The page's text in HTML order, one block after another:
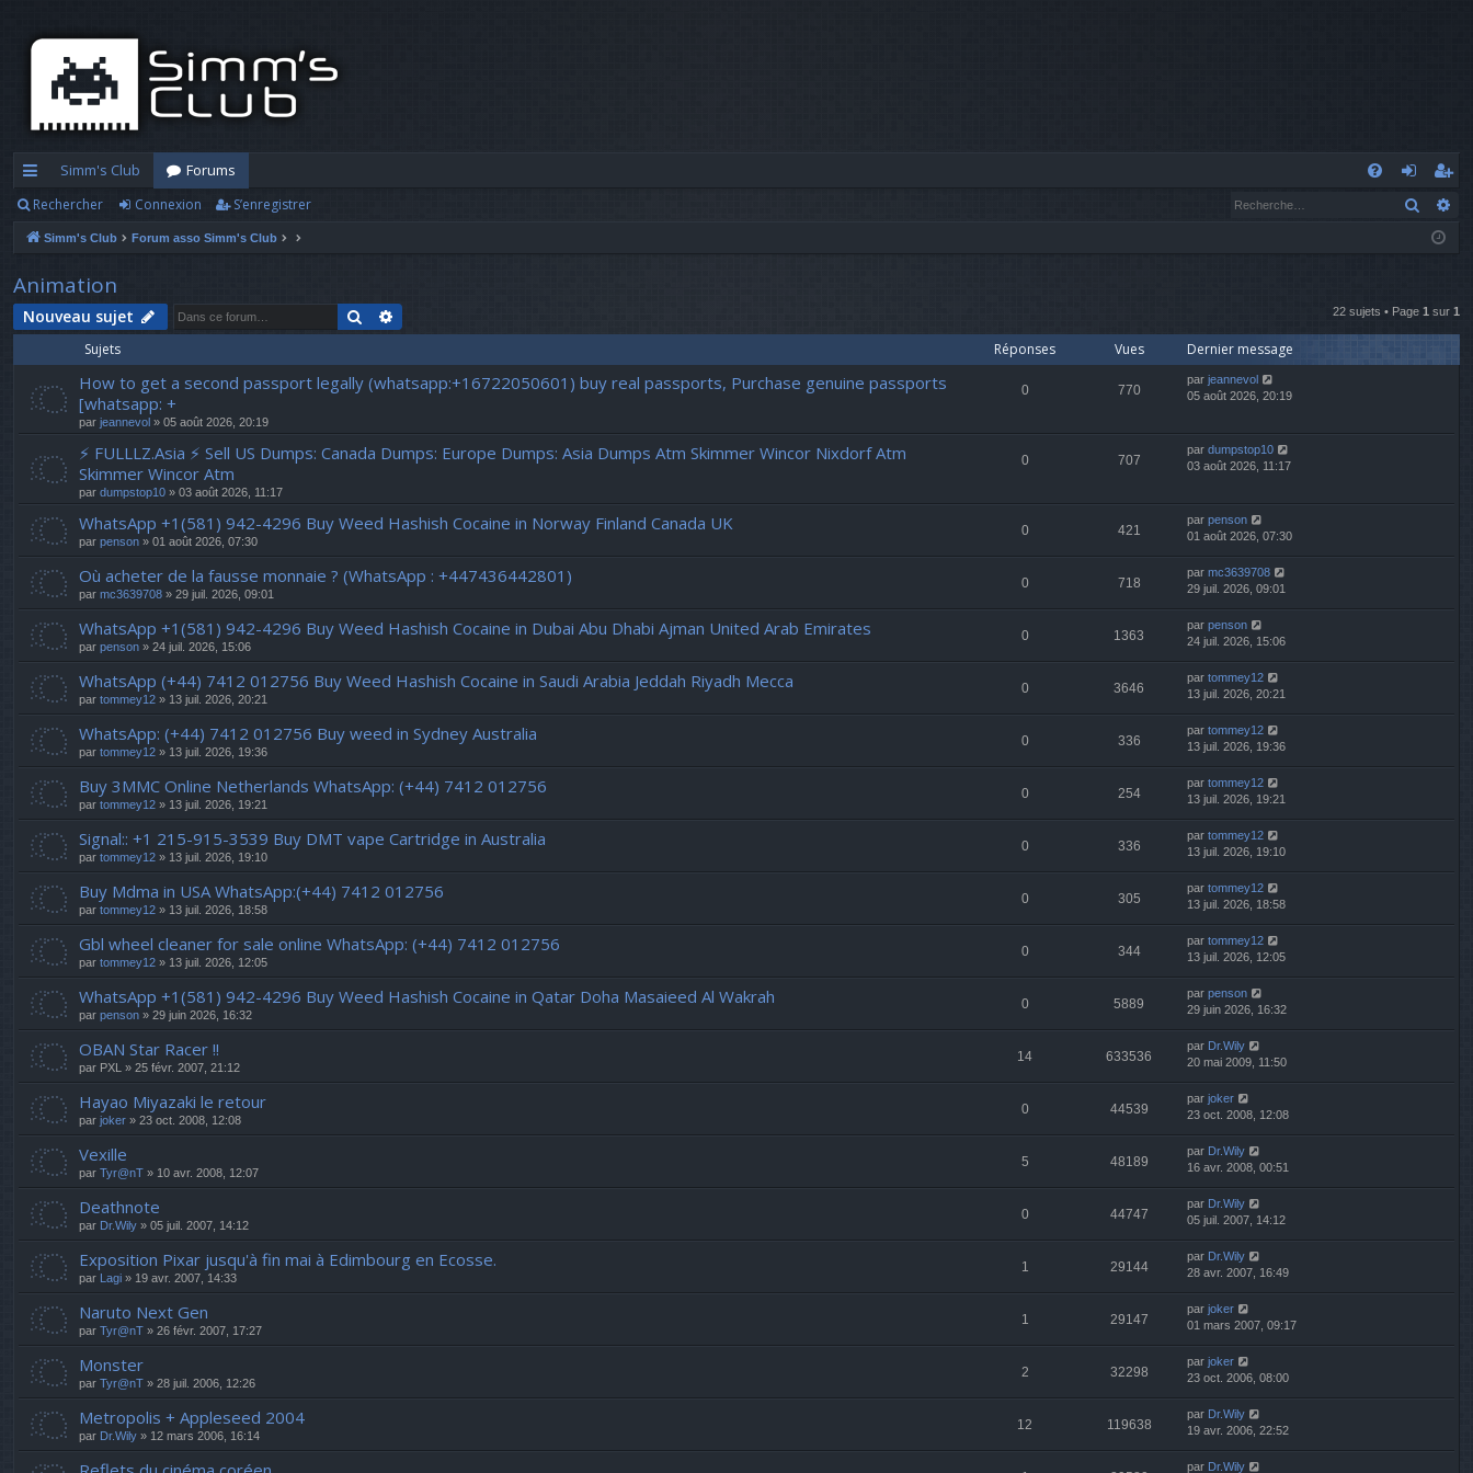
cc
ès
ra
pi
Simm's Club
Forums
o
ex
’e
nr
ist
Rechercher Connexion S’enregistrer
Simm's Club Forum asso Simm's Club
Animation
Nouveau sujet Rechercher 22 sujets • Page 1 sur 1
Sujets Réponses Vues Dernier message
How to get a second passport legally (whatsapp:+16722050601) buy real passports, Purchase genuine passports
[whatsapp: +
par jeannevol » 05 août 2026, 20:19
0 770
par jeannevol
05 août 2026, 20:19
⚡ FULLLZ.Asia ⚡ Sell US Dumps: Canada Dumps: Europe Dumps: Asia Dumps Atm Skimmer Wincor Nixdorf Atm
Skimmer Wincor Atm
par dumpstop10 » 03 août 2026, 11:17
0 707
par dumpstop10
03 août 2026, 11:17
WhatsApp +1(581) 942-4296 Buy Weed Hashish Cocaine in Norway Finland Canada UK
par penson » 01 août 2026, 07:30
0 421
par penson
01 août 2026, 07:30
Où acheter de la fausse monnaie ? (WhatsApp : +447436442801)
par mc3639708 » 29 juil. 2026, 09:01
0 718
par mc3639708
29 juil. 2026, 09:01
WhatsApp +1(581) 942-4296 Buy Weed Hashish Cocaine in Dubai Abu Dhabi Ajman United Arab Emirates
par penson » 24 juil. 2026, 15:06
0 1363
par penson
24 juil. 2026, 15:06
WhatsApp (+44) 7412 012756 Buy Weed Hashish Cocaine in Saudi Arabia Jeddah Riyadh Mecca
par tommey12 » 13 juil. 2026, 20:21
0 3646
par tommey12
13 juil. 2026, 20:21
WhatsApp: (+44) 7412 012756 Buy weed in Sydney Australia
par tommey12 » 13 juil. 2026, 19:36
0 336
par tommey12
13 juil. 2026, 19:36
Buy 3MMC Online Netherlands WhatsApp: (+44) 7412 012756
par tommey12 » 13 juil. 2026, 19:21
0 254
par tommey12
13 juil. 2026, 19:21
Signal:: +1 215-915-3539 Buy DMT vape Cartridge in Australia
par tommey12 » 13 juil. 2026, 19:10
0 336
par tommey12
13 juil. 2026, 19:10
Buy Mdma in USA WhatsApp:(+44) 7412 012756
par tommey12 » 13 juil. 2026, 18:58
0 305
par tommey12
13 juil. 2026, 18:58
Gbl wheel cleaner for sale online WhatsApp: (+44) 7412 012756
par tommey12 » 13 juil. 2026, 12:05
0 344
par tommey12
13 juil. 2026, 12:05
WhatsApp +1(581) 942-4296 Buy Weed Hashish Cocaine in Qatar Doha Masaieed Al Wakrah
par penson » 29 juin 2026, 16:32
0 5889
par penson
29 juin 2026, 16:32
OBAN Star Racer !!
par PXL » 25 févr. 2007, 21:12
14 633536
par Dr.Wily
20 mai 2009, 11:50
Hayao Miyazaki le retour
par joker » 23 oct. 2008, 12:08
0 44539
par joker
23 oct. 2008, 12:08
Vexille
par Tyr@nT » 10 avr. 2008, 12:07
5 48189
par Dr.Wily
16 avr. 2008, 00:51
Deathnote
par Dr.Wily » 05 juil. 2007, 14:12
0 44747
par Dr.Wily
05 juil. 2007, 14:12
Exposition Pixar jusqu'à fin mai à Edimbourg en Ecosse.
par Lagi » 19 avr. 2007, 14:33
1 29144
par Dr.Wily
28 avr. 2007, 16:49
Naruto Next Gen
par Tyr@nT » 26 févr. 2007, 17:27
1 29147
par joker
01 mars 2007, 09:17
Monster
par Tyr@nT » 28 juil. 2006, 12:26
2 32298
par joker
23 oct. 2006, 08:00
Metropolis + Appleseed 2004
par Dr.Wily » 12 mars 2006, 16:14
12 119638
par Dr.Wily
19 avr. 2006, 22:52
par Dr.Wily